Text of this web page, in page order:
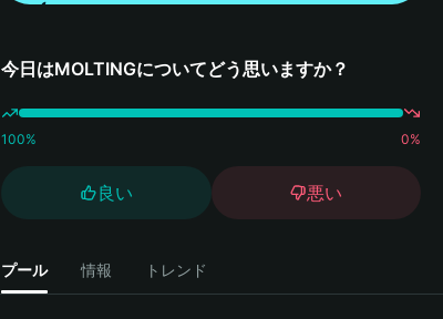
今日はMOLTINGについてどう思いますか？
100% 0%
良い 悪い
プール 情報 トレンド